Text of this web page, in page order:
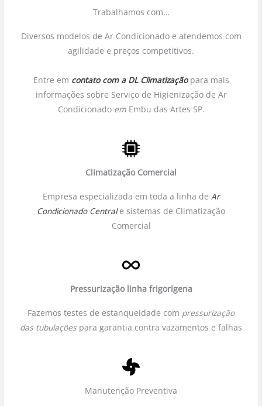
Trabalhamos com…
Diversos modelos de Ar Condicionado e atendemos com
agilidade e preços competitivos.
Entre em contato com a DL Climatizaçãopara mais
informações sobre Serviço de Higienização de Ar
Condicionadoem Embu das Artes SP.
Climatização Comercial
Empresa especializada em toda a linha de Ar
Condicionado Centrale sistemas de Climatização
Comercial
Pressurização linha frigorigena
Fazemos testes de estanqueidade com pressurização
das tubulaçõespara garantia contra vazamentos e falhas
Manutenção Preventiva